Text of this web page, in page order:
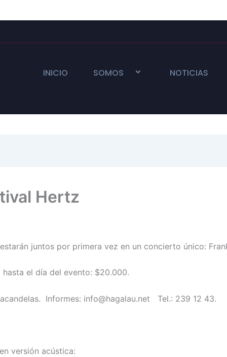
INICIO SOMOS NOTICIAS
Hertz
juntos por primera vez en un concierto único:
el día del evento: $20.000.
Informes: info@hagalau.net Tel.: 239 12 43.
versión acústica: